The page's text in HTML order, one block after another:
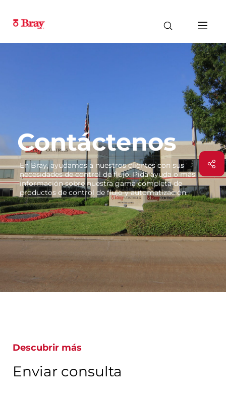
Contáctenos
En Bray, ayudamos a nuestros clientes con sus
necesidades de control de flujo. Pida ayuda o más
información sobre nuestra gama completa de
productos de control de flujo y automatización.
Descubrir más
Enviar consulta